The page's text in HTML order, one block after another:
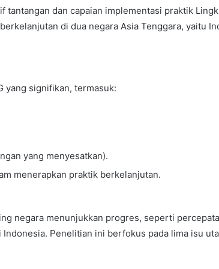
tantangan dan capaian implementasi praktik
di dua negara Asia Tenggara, yaitu
yang signifikan, termasuk:
yang menyesatkan).
menerapkan praktik berkelanjutan.
negara menunjukkan progres, seperti
Indonesia. Penelitian ini berfokus pada lima isu
28 May 2010